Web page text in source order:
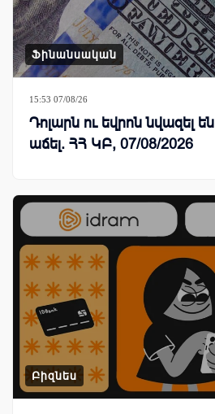
Ֆինանսական
15:53 07/08/26
Դոլարն ու եվրոն նվազել
աճել. ՀՀ ԿԲ, 07/08/2026
Բիզնես